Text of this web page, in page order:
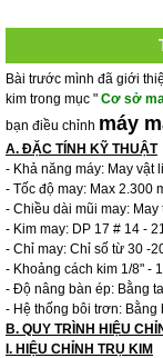
Bài trước mình đã giới
kim trong mục " Cơ sở
bạn điều chỉnh máy
A. ĐẶC TÍNH KỸ THUẬT
- Khả năng máy: May vật
- Tốc độ may: Max 2.300
- Chiều dài mũi may:
- Kim may: DP 17 # 14 -
- Chỉ may: Chỉ số từ 30 -
- Khoảng cách kim 1/8" -
- Độ nâng bàn ép: Bằng
- Hệ thống bôi trơn:
B. QUY TRÌNH HIỆU
I. HIỆU CHỈNH TRỤ KIM